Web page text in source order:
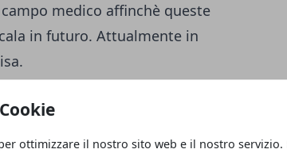
ottimizzare il nostro sito web e il nostro servizio.
medico affinchè queste
in futuro. Attualmente in